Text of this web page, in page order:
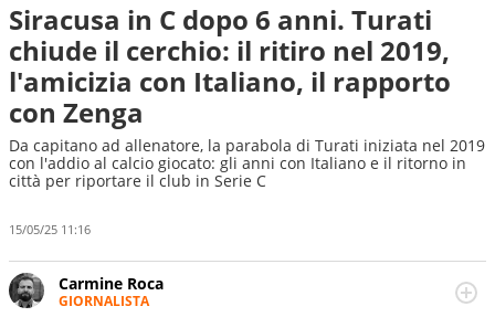
Siracusa in C dopo 6 anni. Turati
chiude il cerchio: il ritiro nel 2019,
l'amicizia con Italiano, il rapporto
con Zenga
Da capitano ad allenatore, la parabola di Turati iniziata nel 2019
con l'addio al calcio giocato: gli anni con Italiano e il ritorno in
città per riportare il club in Serie C
15/05/25 11:16
Carmine Roca
GIORNALISTA